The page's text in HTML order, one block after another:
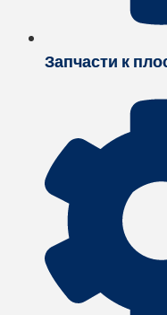
Запчасти к